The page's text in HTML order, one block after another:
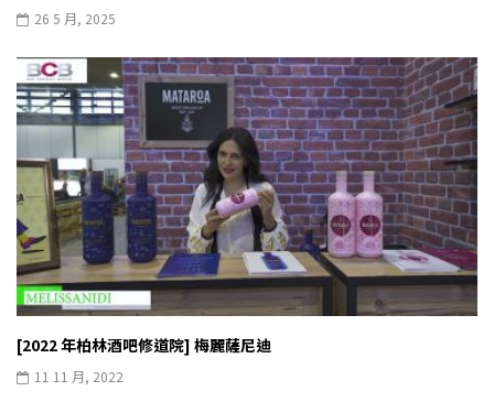
26 5 月, 2025
[2022 年柏林酒吧修道院] 梅麗薩尼迪
11 11 月, 2022